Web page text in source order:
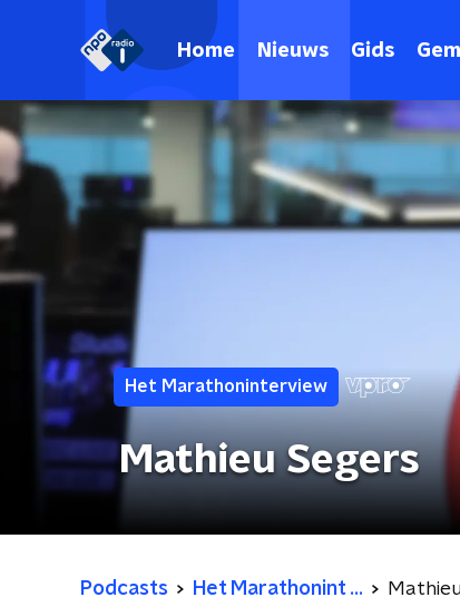
Home Nieuws Gids
Het Marathoninterview
Mathieu Segers
Podcasts Het Marathonint ...